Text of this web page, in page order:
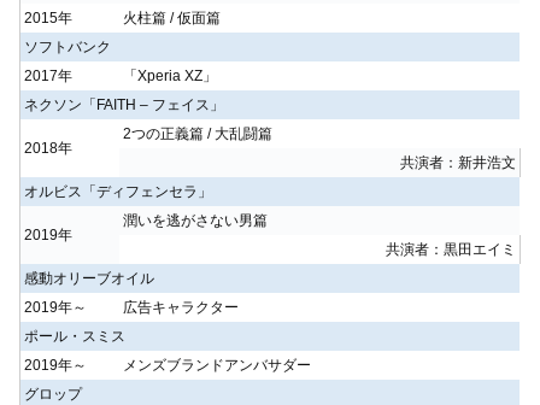
2015年
火柱篇 / 仮面篇
ソフトバンク
2017年
「Xperia XZ」
ネクソン「FAITH – フェイス」
2018年
2つの正義篇 / 大乱闘篇
共演者：新井浩文
オルビス「ディフェンセラ」
2019年
潤いを逃がさない男篇
共演者：黒田エイミ
感動オリーブオイル
2019年～
広告キャラクター
ポール・スミス
2019年～
メンズブランドアンバサダー
グロップ